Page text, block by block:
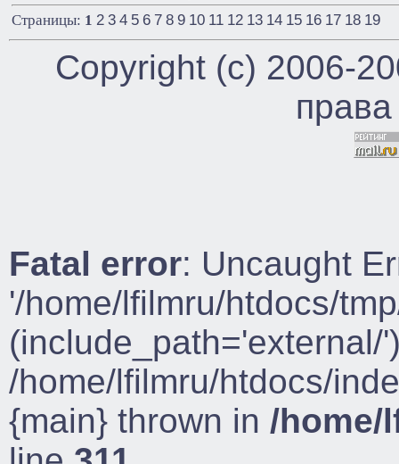
Страницы: 1 2 3 4 5 6 7 8 9 10 11 12 13 14 15 16 17 18 19
Copyright (c) 2006-
Fatal error: Uncaught
'/home/lfilmru/htdocs/
(include_path='external/
/home/lfilmru/htdocs/
{main} thrown in /home/